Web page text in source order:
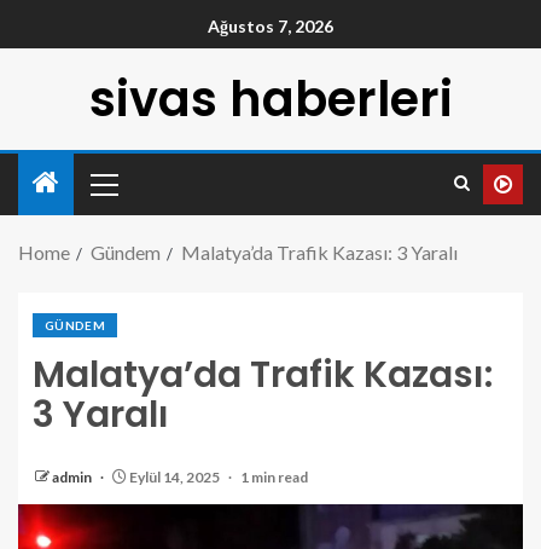
Ağustos 7, 2026
sivas haberleri
Home Gündem Malatya’da Trafik Kazası: 3 Yaralı
GÜNDEM
Malatya’da Trafik Kazası:
3 Yaralı
admin Eylül 14, 2025 1 min read